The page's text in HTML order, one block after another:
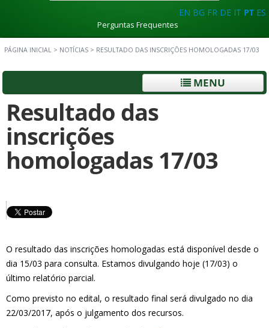
EN BG FR DE IT PT ES
Perguntas Frequentes
PÁGINA INICIAL > NOTÍCIAS > RESULTADO DAS INSCRIÇÕES HOMOLOGADAS 17/03
MENU
Resultado das
inscrições
homologadas 17/03
O resultado das inscrições homologadas está disponível desde o
dia 15/03 para consulta. Estamos divulgando hoje (17/03) o
último relatório parcial.
Como previsto no edital, o resultado final será divulgado no dia
22/03/2017, após o julgamento dos recursos.